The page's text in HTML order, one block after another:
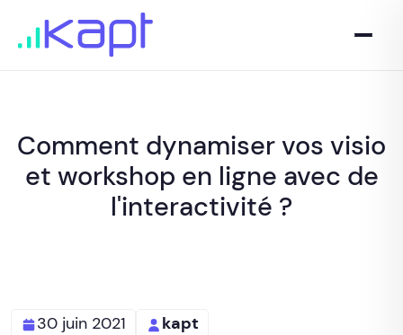
Comment dynamiser vos visio
et workshop en ligne avec de
l'interactivité ?
30 juin 2021 kapt